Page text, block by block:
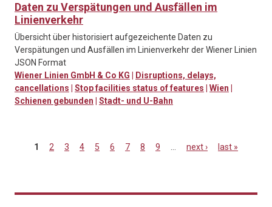
Daten zu Verspätungen und Ausfällen im
Linienverkehr
Übersicht über historisiert aufgezeichente Daten zu
Verspätungen und Ausfällen im Linienverkehr der Wiener Linien
JSON Format
Wiener Linien GmbH & Co KG
Disruptions, delays,
cancellations
Stop facilities status of features Wien
Schienen gebunden
Stadt- und U-Bahn
1 2 3 4 5 6 7 8 9 next › last »